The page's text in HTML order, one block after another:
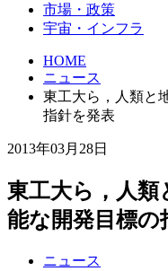
市場・政策
宇宙・インフラ
HOME
ニュース
東工大ら，人類と
指針を発表
2013年03月28日
東工大ら，人類
能な開発目標の
ニュース